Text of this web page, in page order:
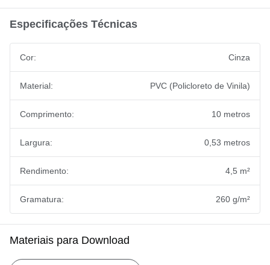
Especificações Técnicas
Cor: Cinza
Material: PVC (Policloreto de Vinila)
Comprimento: 10 metros
Largura: 0,53 metros
Rendimento: 4,5 m²
Gramatura: 260 g/m²
Materiais para Download